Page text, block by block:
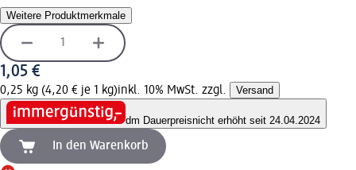
Weitere Produktmerkmale
1,05 €
0,25 kg (4,20 € je 1 kg)inkl. 10% MwSt. zzgl. Versand
dm Dauerpreisnicht erhöht seit 24.04.2024
In den Warenkorb